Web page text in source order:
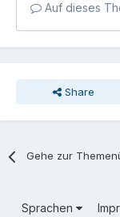
Auf dieses
Share
Gehe zur
Sprachen